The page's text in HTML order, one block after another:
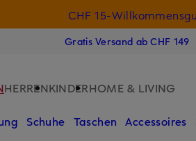
CHF 15-
Gratis Versand ab CHF 149
HERRENKINDERHOME & LIVING
Schuhe Taschen Accessoires